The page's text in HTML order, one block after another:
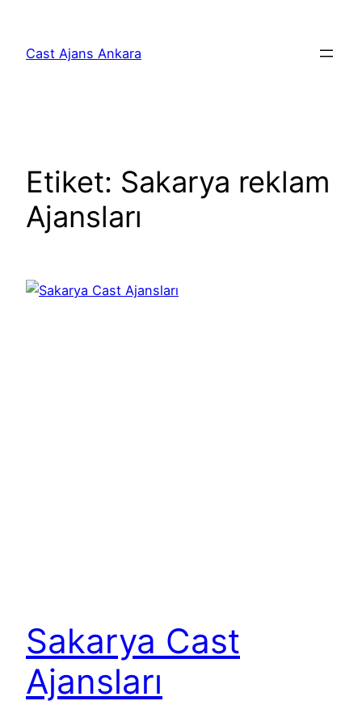
Cast Ajans Ankara
Etiket: Sakarya reklam
Ajansları
Sakarya Cast
Ajansları